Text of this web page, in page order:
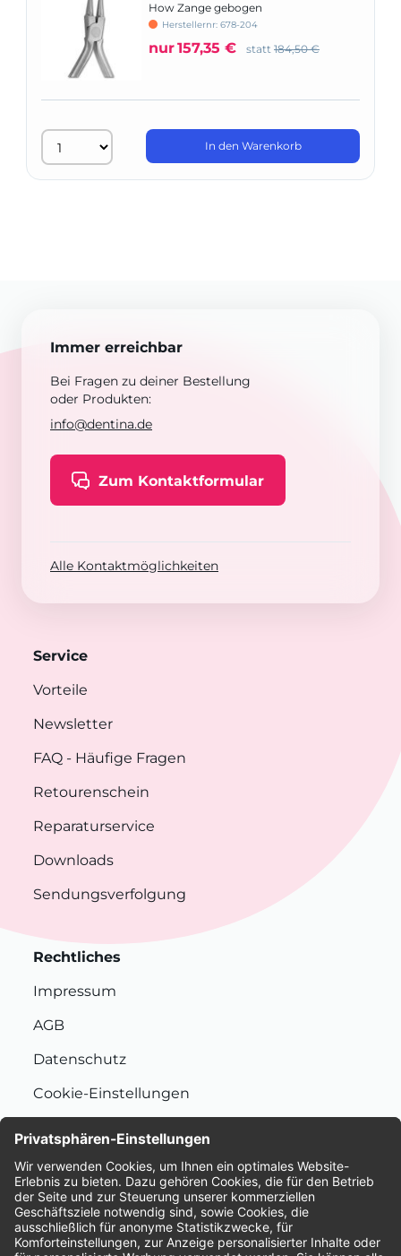
How Zange gebogen
Herstellernr: 678-204
nur157,35 € statt 184,50 €
In den Warenkorb
Immer erreichbar
Bei Fragen zu deiner Bestellung
oder Produkten:
info@dentina.de
Zum Kontaktformular
Alle Kontaktmöglichkeiten
Service
Vorteile
Newsletter
FAQ - Häufige Fragen
Retourenschein
Reparaturservice
Downloads
Sendungsverfolgung
Rechtliches
Impressum
AGB
Datenschutz
Cookie-Einstellungen
Bewertungen